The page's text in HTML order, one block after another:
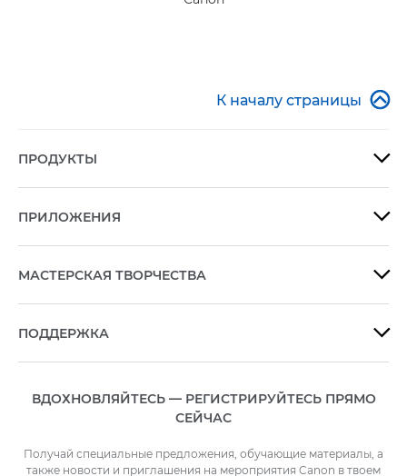
К началу страницы 
ПРОДУКТЫ 
ПРИЛОЖЕНИЯ 
МАСТЕРСКАЯ ТВОРЧЕСТВА 
ПОДДЕРЖКА 
ВДОХНОВЛЯЙТЕСЬ — РЕГИСТРИРУЙТЕСЬ ПРЯМО
СЕЙЧАС
Получай специальные предложения, обучающие материалы, а
также новости и приглашения на мероприятия Canon в твоем